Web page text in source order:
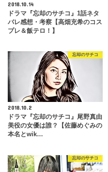
2018.10.14
ドラマ『忘却のサチコ』1話ネタ
バレ感想・考察【高畑充希のコス
プレ＆飯テロ！】
忘却のサチコ
2018.10.2
ドラマ『忘却のサチコ』尾野真由
美役の女優は誰？【佐藤めぐみの
本名とwik…
忘却のサチコ